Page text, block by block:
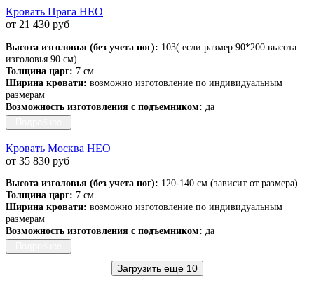
Кровать Прага НЕО
от 21 430 руб
Высота изголовья (без учета ног): 103( если размер 90*200 высота
изголовья 90 см)
Толщина царг: 7 см
Ширина кровати: возможно изготовление по индивидуальным
размерам
Возможность изготовления с подъемником: да
Кровать Москва НЕО
от 35 830 руб
Высота изголовья (без учета ног): 120-140 см (зависит от размера)
Толщина царг: 7 см
Ширина кровати: возможно изготовление по индивидуальным
размерам
Возможность изготовления с подъемником: да
Загрузить еще 10